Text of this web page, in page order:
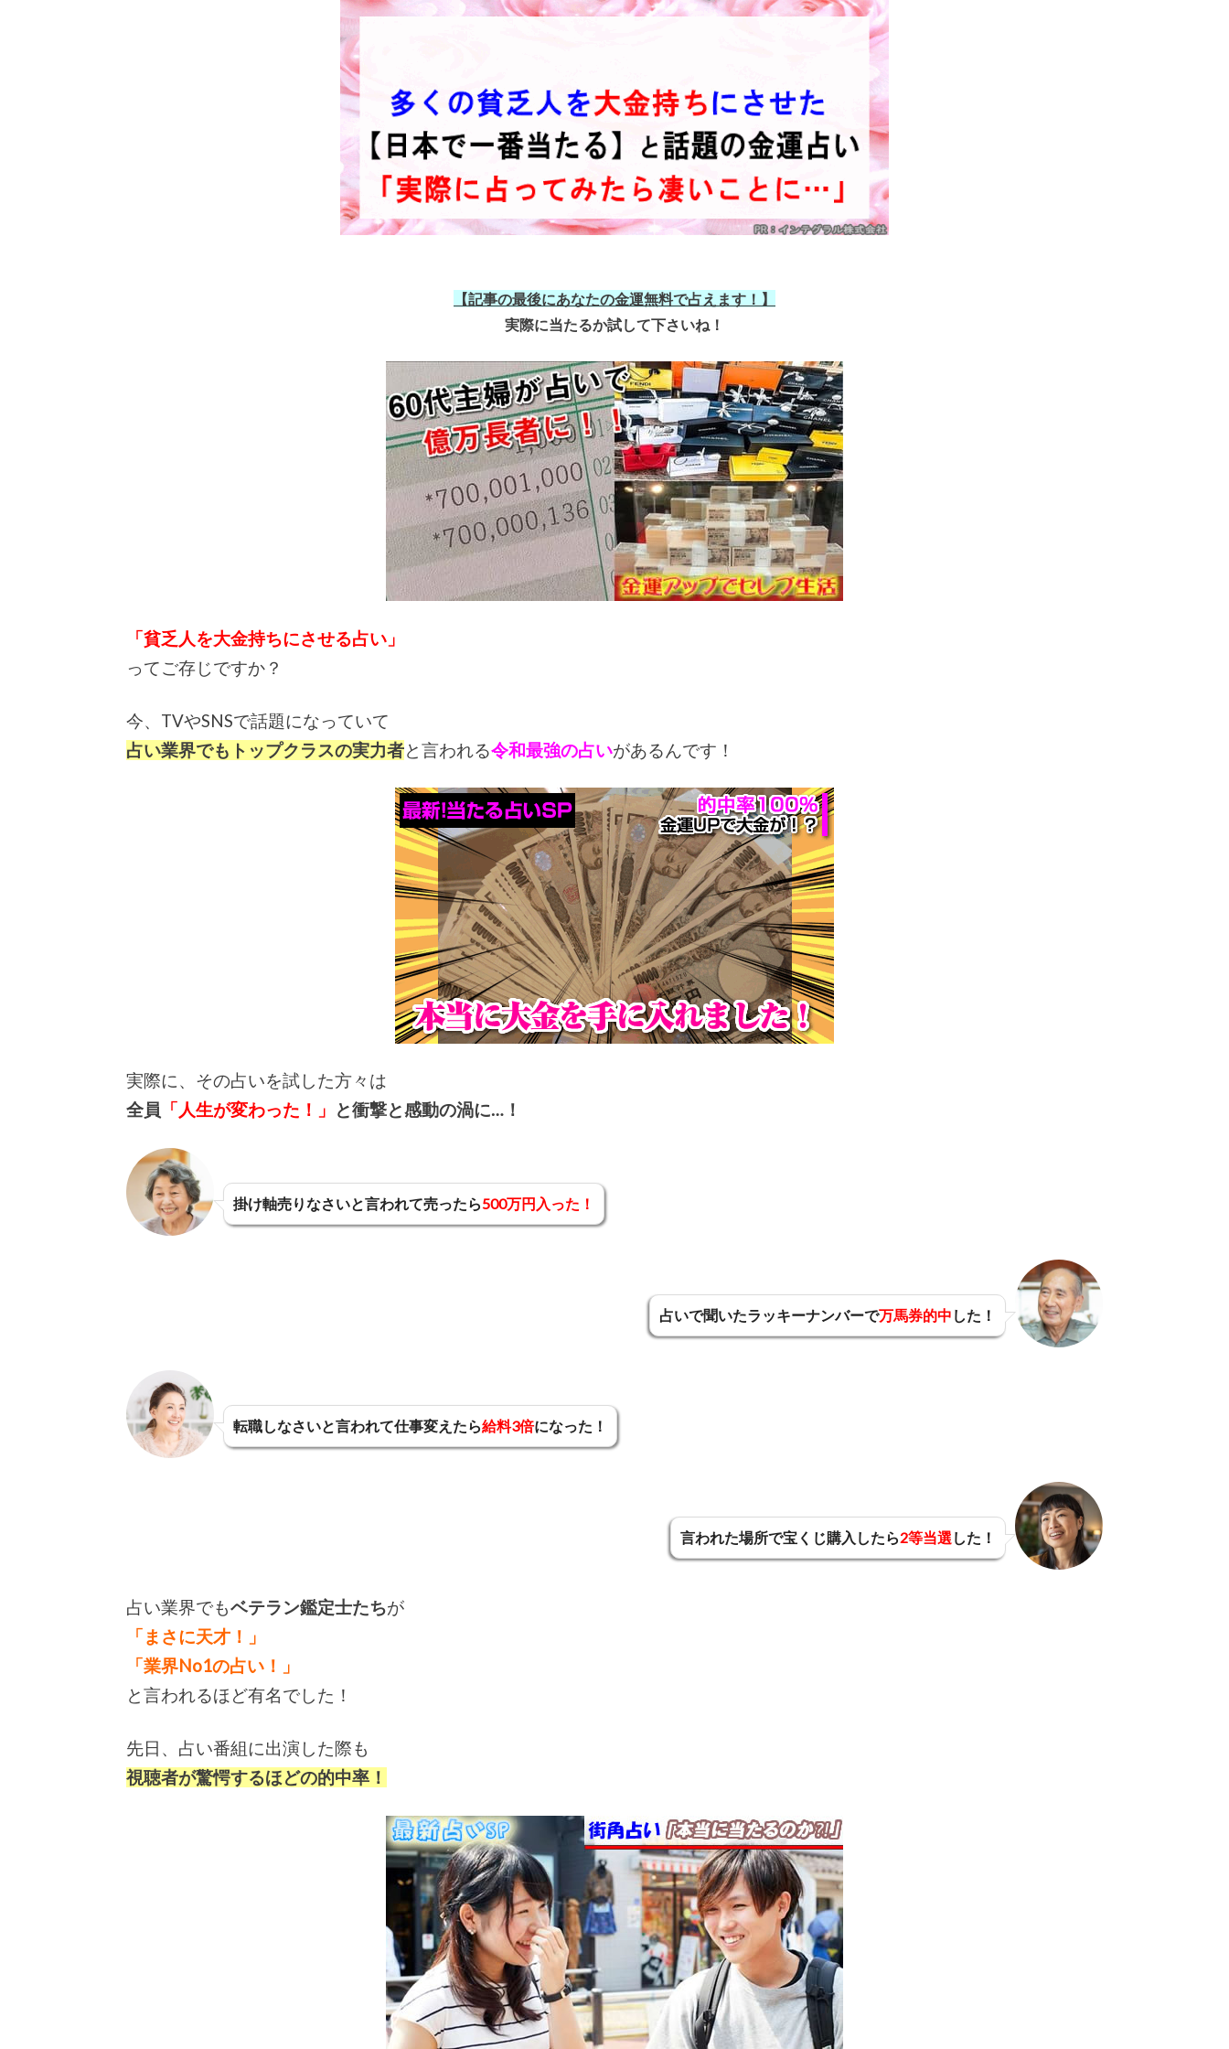
【記事の最後にあなたの金運無料で占えます！】
実際に当たるか試して下さいね！
「貧乏人を大金持ちにさせる占い」
ってご存じですか？
今、TVやSNSで話題になっていて
占い業界でもトップクラスの実力者と言われる令和最強の占いがあるんです！
実際に、その占いを試した方々は
全員 「人生が変わった！」 と衝撃と感動の渦に…！
掛け軸売りなさいと言われて売ったら500万円入った！
占いで聞いたラッキーナンバーで万馬券的中 した！
転職しなさいと言われて仕事変えたら給料3倍になった！
言われた場所で宝くじ購入したら2等当選 した！
占い業界でもベテラン鑑定士たちが
「まさに天才！」
「業界No1の占い！」
と言われるほど有名でした！
先日、占い番組に出演した際も
視聴者が驚愕するほどの的中率！